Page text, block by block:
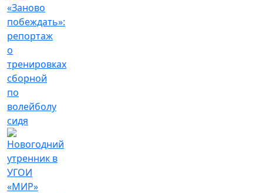
«Заново
побеждать»:
репортаж
о
тренировках
сборной
по
волейболу
сидя